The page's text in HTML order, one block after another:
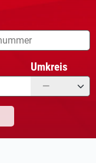
Umkreis
—